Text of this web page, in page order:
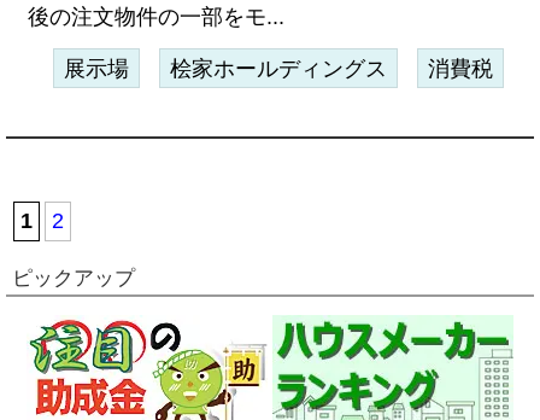
後の注文物件の一部をモ...
展示場 桧家ホールディングス 消費税
1 2
ピックアップ